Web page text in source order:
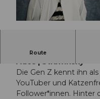
Route
Hayato Sumino |
Adès | Strawinsky
Die Gen Z kennt ihn
YouTuber und
Follower*innen. Hinter